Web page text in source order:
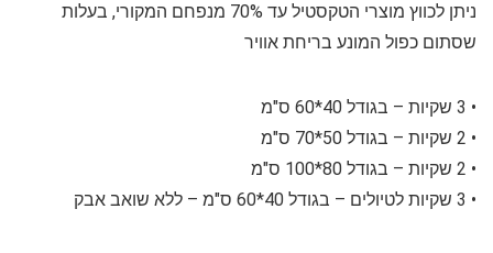
ניתן לכווץ מוצרי הטקסטיל עד 70% מנפחם המקורי, בעלות
שסתום כפול המונע בריחת אוויר
• 3 שקיות – בגודל 40*60 ס"מ
• 2 שקיות – בגודל 50*70 ס"מ
• 2 שקיות – בגודל 80*100 ס"מ
• 3 שקיות לטיולים – בגודל 40*60 ס"מ – ללא שואב אבק